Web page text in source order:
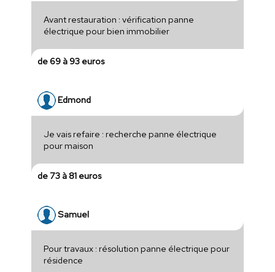
Avant restauration : vérification panne
électrique pour bien immobilier
de 69 à 93 euros
Edmond
Je vais refaire : recherche panne électrique
pour maison
de 73 à 81 euros
Samuel
Pour travaux : résolution panne électrique pour
résidence